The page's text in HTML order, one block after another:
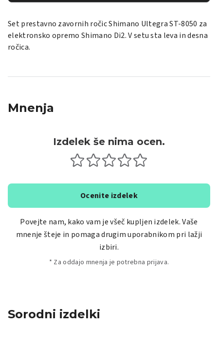
Set prestavno zavornih ročic Shimano Ultegra ST-8050 za
elektronsko opremo Shimano Di2. V setu sta leva in desna
ročica.
Mnenja
Izdelek še nima ocen.
Ocenite izdelek
Povejte nam, kako vam je všeč kupljen izdelek. Vaše
mnenje šteje in pomaga drugim uporabnikom pri lažji
izbiri.
* Za oddajo mnenja je potrebna prijava.
Sorodni izdelki